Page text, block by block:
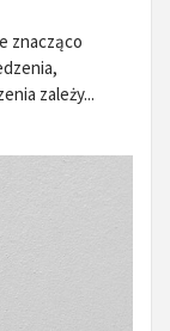
znacząco
zależy...